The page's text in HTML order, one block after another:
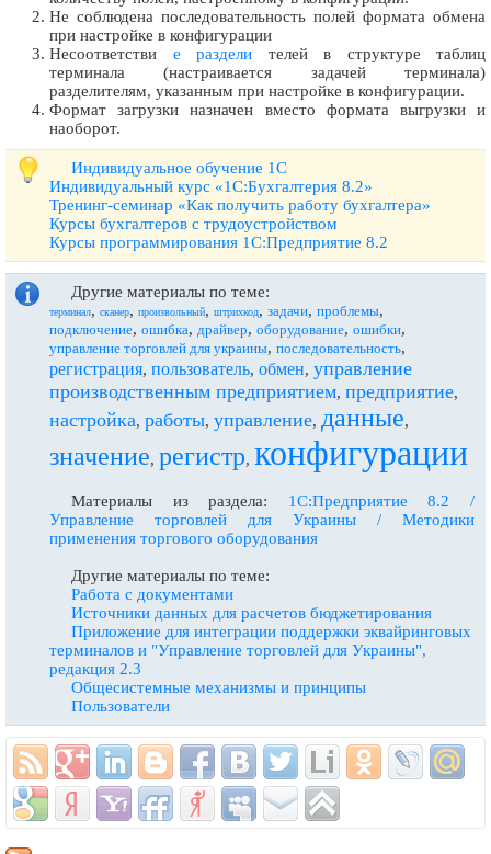
Не соблюдена последовательность полей формата обмена
при настройке в конфигурации
Несоответстви е раздели телей в структуре таблиц
терминала (настраивается задачей терминала)
разделителям, указанным при настройке в конфигурации.
Формат загрузки назначен вместо формата выгрузки и
наоборот.
Индивидуальное обучение 1С
Индивидуальный курс «1С:Бухгалтерия 8.2»
Тренинг-семинар «Как получить работу бухгалтера»
Курсы бухгалтеров с трудоустройством
Курсы программирования 1С:Предприятие 8.2
Другие материалы по теме:
терминал, сканер, произвольный, штрихкод, задачи, проблемы,
подключение, ошибка, драйвер, оборудование, ошибки,
управление торговлей для украины, последовательность,
регистрация, пользователь, обмен, управление
производственным предприятием, предприятие,
настройка, работы, управление, данные,
значение, регистр, конфигурации
Материалы из раздела: 1С:Предприятие 8.2 /
Управление торговлей для Украины / Методики
применения торгового оборудования
Другие материалы по теме:
Работа с документами
Источники данных для расчетов бюджетирования
Приложение для интеграции поддержки эквайринговых
терминалов и "Управление торговлей для Украины",
редакция 2.3
Общесистемные механизмы и принципы
Пользователи